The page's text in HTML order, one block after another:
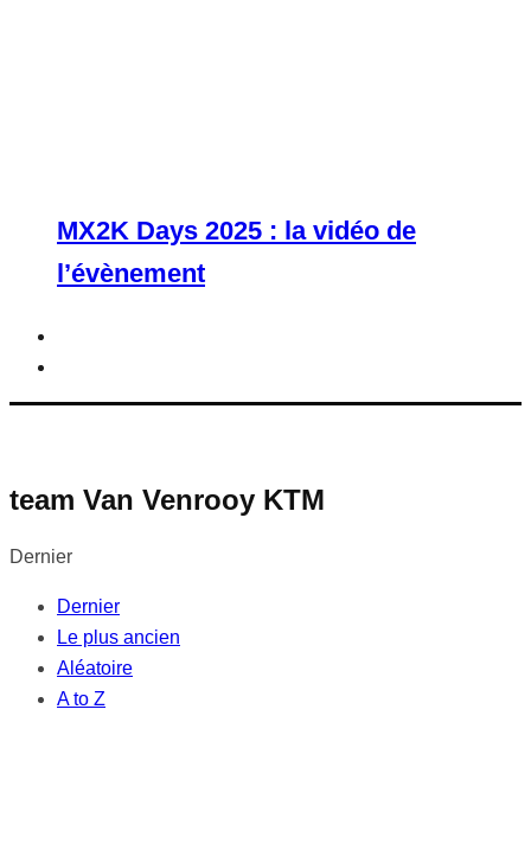
MX2K Days 2025 : la vidéo de
l’évènement
team Van Venrooy KTM
Dernier
Dernier
Le plus ancien
Aléatoire
A to Z